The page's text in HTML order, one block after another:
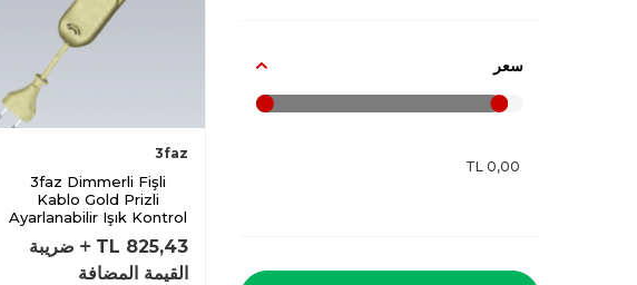
سعر
3faz
3faz Dimmerli Fişli
Kablo Gold Prizli
Ayarlanabilir Işık Kontrol
825,43
ضريبة
القيمة المضافة